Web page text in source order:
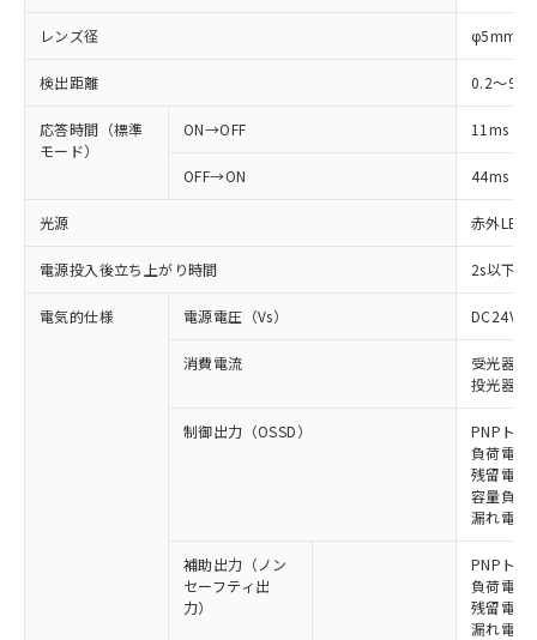
レンズ径 φ5mm
検出距離 0.2～9m
応答時間（標準
モード）
ON→OFF 11ms
OFF→ON 44ms
光源 赤外LED
電源投入後立ち上がり時間 2s以下(
電気的仕様 電源電圧（Vs）
消費電流
受光器:
投光器:
制御出力（OSSD）
PNPトラ
負荷電流
残留電圧
容量負荷
漏れ電流
補助出力（ノン
セーフティ出
力）
PNPトラ
負荷電流
残留電圧
漏れ電流